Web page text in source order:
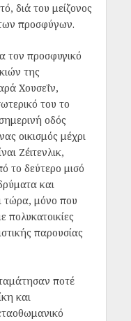
διά του μείζονος
προσφύγων.
τον προσφυγικό
της
Χουσεΐν,
του το
οδός
οικισμός μέχρι
Ζέιτενλικ,
το δεύτερο μισό
και
τώρα, μόνο που
πολυκατοικίες
παρουσίας
ποτέ
και